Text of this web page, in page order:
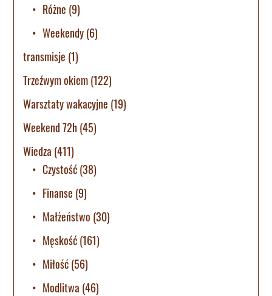
Różne (9)
Weekendy(6)
transmisje (1)
Trzeźwym okiem(122)
Warsztaty wakacyjne (19)
Weekend 72h(45)
Wiedza (411)
Czystość(38)
Finanse (9)
Małżeństwo (30)
Męskość(161)
Miłość(56)
Modlitwa (46)